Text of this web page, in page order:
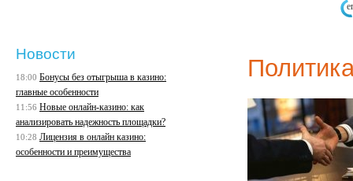
Новости
18:00 Бонусы без отыгрыша в казино:
главные особенности
11:56 Новые онлайн-казино: как
анализировать надежность площадки?
10:28 Лицензия в онлайн казино:
особенности и преимущества